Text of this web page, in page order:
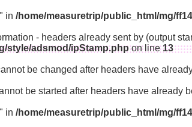
in /home/measuretrip/public_html/mg/
- headers already sent by (output
style/adsmod/ipStamp.phpon line13
be changed after headers have
be started after headers have already
in /home/measuretrip/public_html/mg/